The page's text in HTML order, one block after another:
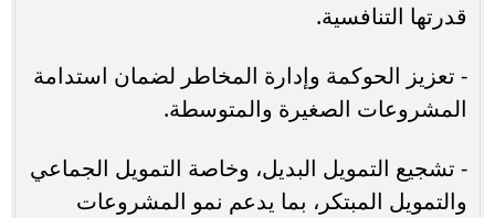
قدرتها التنافسية.
- تعزيز الحوكمة وإدارة المخاطر لضمان استدامة
المشروعات الصغيرة والمتوسطة.
- تشجيع التمويل البديل، وخاصة التمويل الجماعي
والتمويل المبتكر، بما يدعم نمو المشروعات